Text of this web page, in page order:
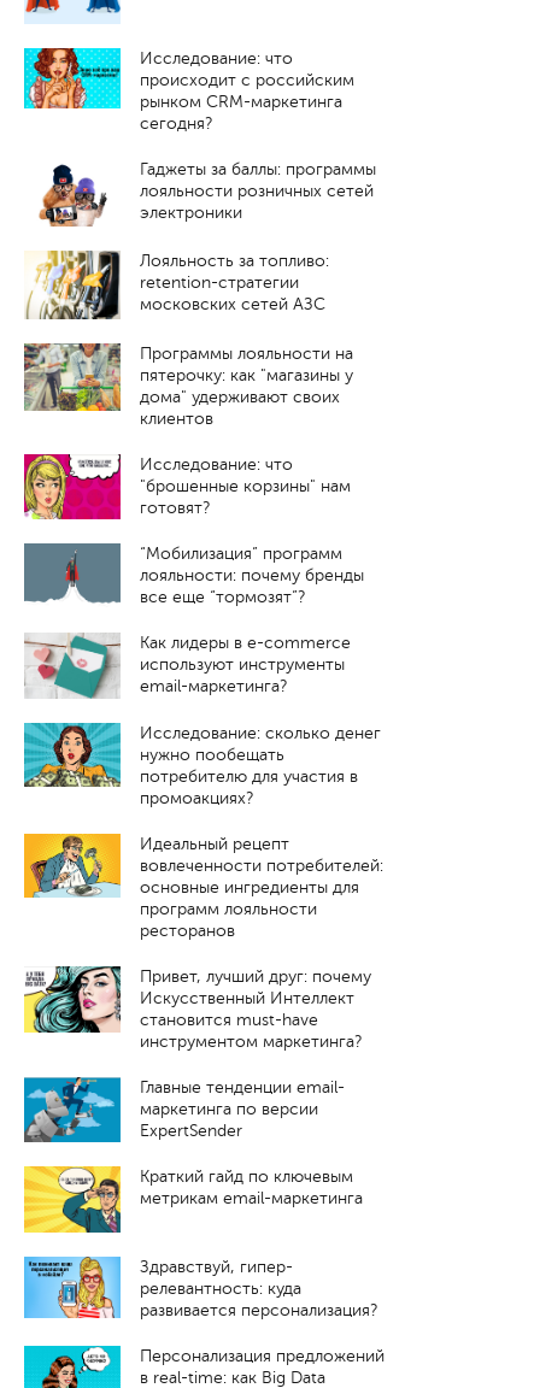
Исследование: что
происходит с российским
рынком CRM-маркетинга
сегодня?
Гаджеты за баллы: программы
лояльности розничных сетей
электроники
Лояльность за топливо:
retention-стратегии
московских сетей АЗС
Программы лояльности на
пятерочку: как "магазины у
дома" удерживают своих
клиентов
Исследование: что
"брошенные корзины" нам
готовят?
“Мобилизация” программ
лояльности: почему бренды
все еще “тормозят”?
Как лидеры в e-commerce
используют инструменты
email-маркетинга?
Исследование: сколько денег
нужно пообещать
потребителю для участия в
промоакциях?
Идеальный рецепт
вовлеченности потребителей:
основные ингредиенты для
программ лояльности
ресторанов
Привет, лучший друг: почему
Искусственный Интеллект
становится must-have
инструментом маркетинга?
Главные тенденции email-
маркетинга по версии
ExpertSender
Краткий гайд по ключевым
метрикам email-маркетинга
Здравствуй, гипер-
релевантность: куда
развивается персонализация?
Персонализация предложений
в real-time: как Big Data